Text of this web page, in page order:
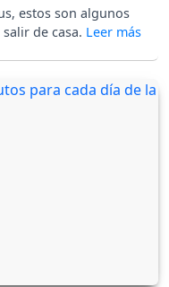
estos son algunos
de casa.